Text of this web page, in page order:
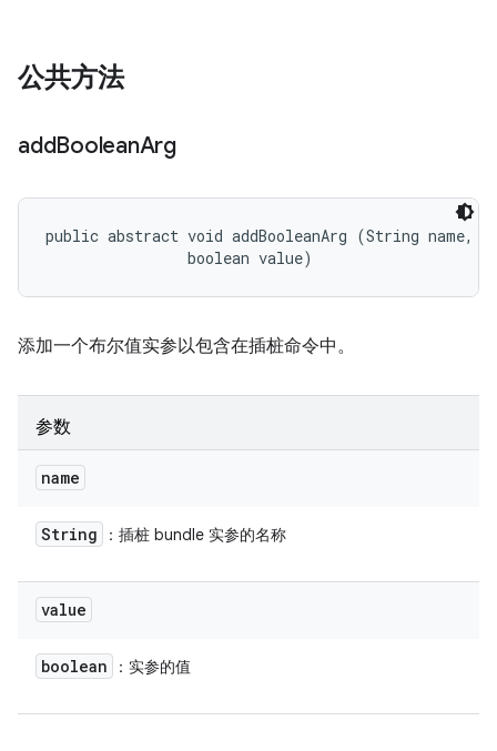
公共方法
addBooleanArg
public abstract void addBooleanArg (String name,
                boolean value)
添加一个布尔值实参以包含在插桩命令中。
参数
name
String ：插桩 bundle 实参的名称
value
boolean ：实参的值